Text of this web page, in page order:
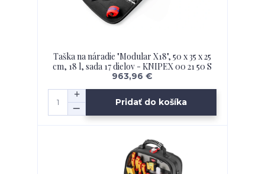
Taška na náradie "Modular X18", 50 x 35 x 25
cm, 18 l, sada 17 dielov - KNIPEX 00 21 50 S
963,96 €
Pridať do košíka